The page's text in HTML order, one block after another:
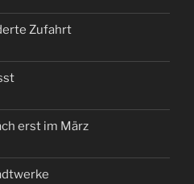
Zufahrt
erst im März